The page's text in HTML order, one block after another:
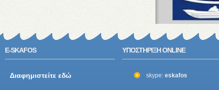
E-SKAFOS
Διαφημιστείτε εδώ
ΥΠΟΣΤΗΡΙΞΗ ONLINE
skype: eskafos